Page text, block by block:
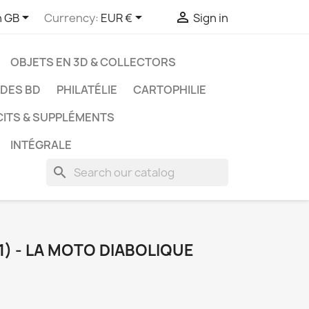
GB Currency: EUR €  Sign in
OBJETS EN 3D & COLLECTORS
BD PHILATÉLIE
CARTOPHILIE
& SUPPLÉMENTS
INTÉGRALE
search
- LA MOTO DIABOLIQUE